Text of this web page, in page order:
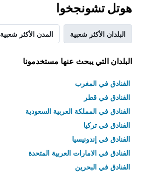
هوتل تشونجخوا
البلدان الأكثر شعبية المدن الأكثر شعبية
البلدان التي يبحث عنها مستخدمونا
الفنادق في المغرب
الفنادق في قطر
الفنادق في المملكة العربية السعودية
الفنادق في تركيا
الفنادق في إندونيسيا
الفنادق في الامارات العربية المتحدة
الفنادق في البحرين